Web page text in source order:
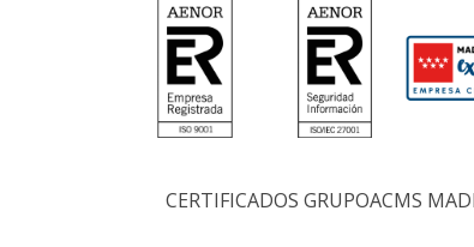
CERTIFICADOS GRUPOACMS